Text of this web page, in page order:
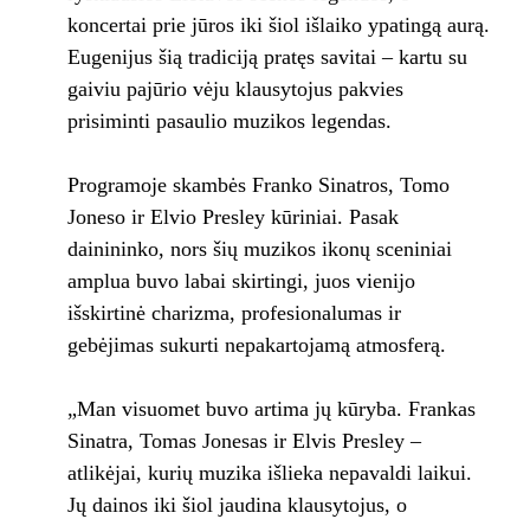
koncertai prie jūros iki šiol išlaiko ypatingą aurą.
Eugenijus šią tradiciją pratęs savitai – kartu su
gaiviu pajūrio vėju klausytojus pakvies
prisiminti pasaulio muzikos legendas.
Programoje skambės Franko Sinatros, Tomo
Joneso ir Elvio Presley kūriniai. Pasak
dainininko, nors šių muzikos ikonų sceniniai
amplua buvo labai skirtingi, juos vienijo
išskirtinė charizma, profesionalumas ir
gebėjimas sukurti nepakartojamą atmosferą.
„Man visuomet buvo artima jų kūryba. Frankas
Sinatra, Tomas Jonesas ir Elvis Presley –
atlikėjai, kurių muzika išlieka nepavaldi laikui.
Jų dainos iki šiol jaudina klausytojus, o